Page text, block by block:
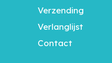
Verzending
Verlanglijst
Contact